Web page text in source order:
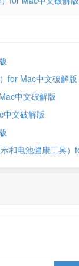
for Mac中文破解版
中文破解版
文破解版
和电池健康工具）